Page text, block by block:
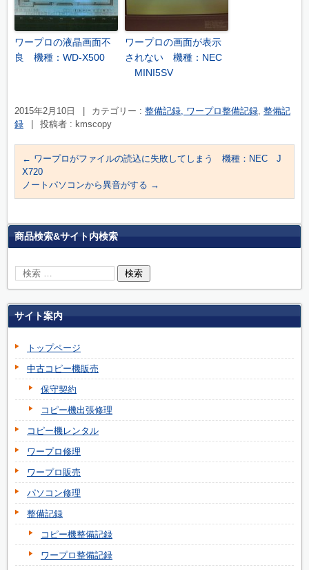
ワープロの液晶画面不
良 機種：WD-X500
ワープロの画面が表示
されない 機種：NEC
MINI5SV
2015年2月10日 カテゴリー : 整備記録, ワープロ整備記録, 整備記
録
投稿者 : kmscopy
← ワープロがファイルの読込に失敗してしまう 機種：NEC J
X720
ノートパソコンから異音がする →
商品検索&サイト内検索
サイト案内
トップページ
中古コピー機販売
保守契約
コピー機出張修理
コピー機レンタル
ワープロ修理
ワープロ販売
パソコン修理
整備記録
コピー機整備記録
ワープロ整備記録